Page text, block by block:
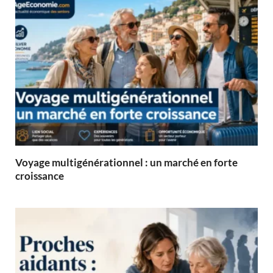
Voyage multigénérationnel : un marché en forte
croissance